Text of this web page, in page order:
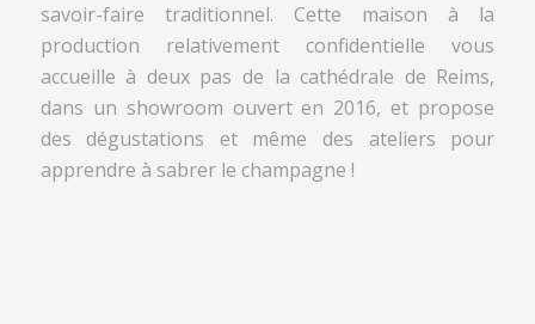
savoir-faire traditionnel. Cette maison à la
production relativement confidentielle vous
accueille à deux pas de la cathédrale de Reims,
dans un showroom ouvert en 2016, et propose
des dégustations et même des ateliers pour
apprendre à sabrer le champagne !